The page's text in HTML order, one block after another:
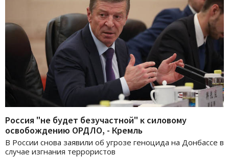
Россия "не будет безучастной" к силовому
освобождению ОРДЛО, - Кремль
В России снова заявили об угрозе геноцида на Донбассе в
случае изгнания террористов